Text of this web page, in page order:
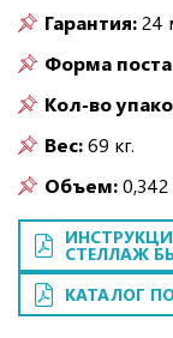
Гарантия:24
Форма
Кол-во
Вес:69 кг.
Объем:
СТЕЛЛАЖ
КАТАЛОГ